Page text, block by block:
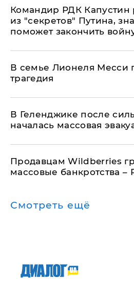
Командир РДК Капустин
из "секретов" Путина,
поможет закончить
В семье Лионеля Месси
трагедия
В Геленджике после
началась массовая
Продавцам Wildberries
массовые банкротства –
Смотреть ещё